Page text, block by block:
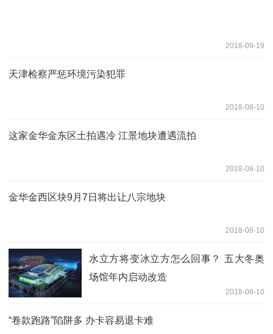
2018-09-19
天津检察严惩环境污染犯罪
2018-08-10
这家金华金东区土拍遇冷 江景地块遭遇流拍
2018-08-10
金华金西区块9月7日将出让八宗地块
2018-08-10
水立方将变冰立方怎么回事？ 五大冬奥
场馆年内启动改造
2018-08-10
“卷款跑路”陷阱多 办卡容易退卡难